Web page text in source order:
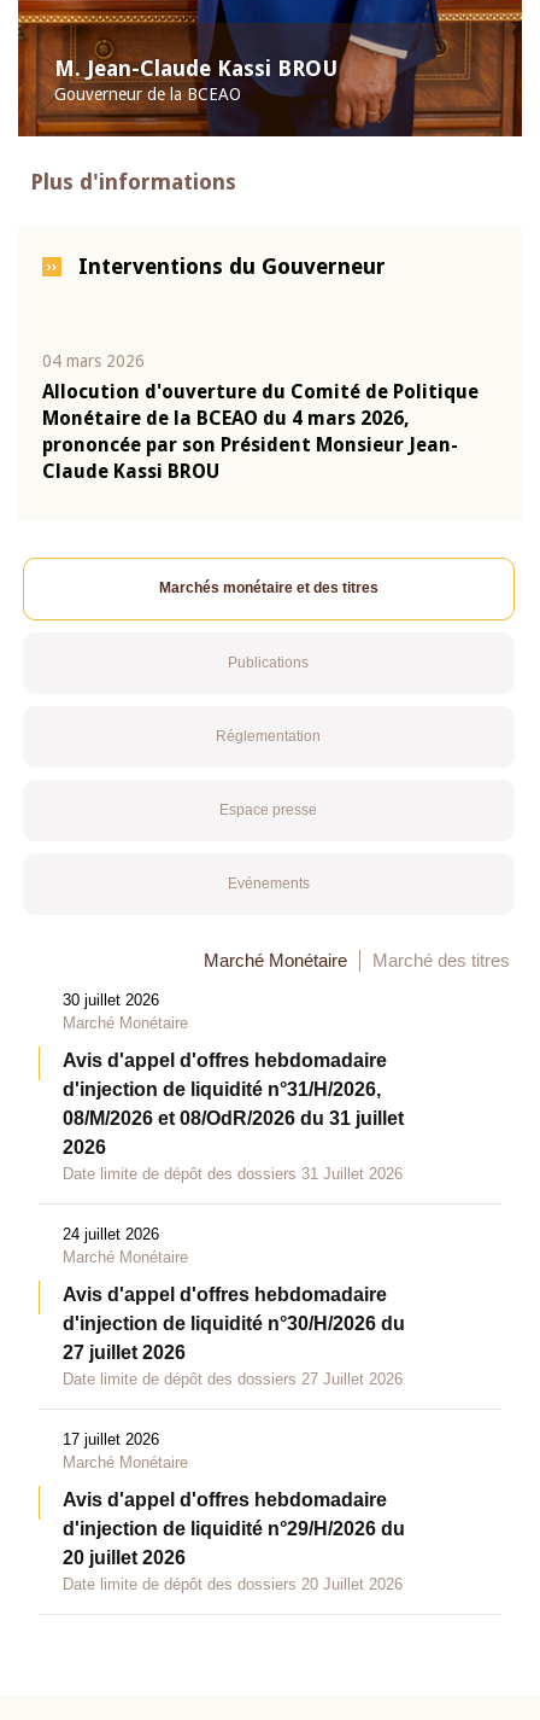
M. Jean-Claude Kassi BROU
Gouverneur de la BCEAO
Plus d'informations
Interventions du Gouverneur
04 mars 2026
Allocution d'ouverture du Comité de Politique
Monétaire de la BCEAO du 4 mars 2026,
prononcée par son Président Monsieur Jean-
Claude Kassi BROU
Marchés monétaire et des titres
Publications
Réglementation
Espace presse
Evénements
Marché Monétaire Marché des titres
30 juillet 2026
Marché Monétaire
Avis d'appel d'offres hebdomadaire
d'injection de liquidité n°31/H/2026,
08/M/2026 et 08/OdR/2026 du 31 juillet
2026
Date limite de dépôt des dossiers 31 Juillet 2026
24 juillet 2026
Marché Monétaire
Avis d'appel d'offres hebdomadaire
d'injection de liquidité n°30/H/2026 du
27 juillet 2026
Date limite de dépôt des dossiers 27 Juillet 2026
17 juillet 2026
Marché Monétaire
Avis d'appel d'offres hebdomadaire
d'injection de liquidité n°29/H/2026 du
20 juillet 2026
Date limite de dépôt des dossiers 20 Juillet 2026